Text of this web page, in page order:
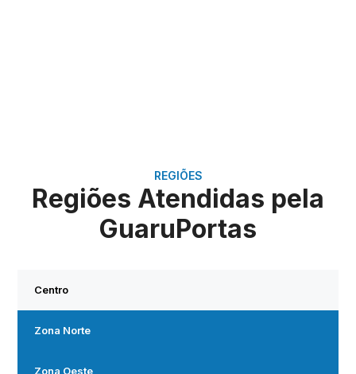
REGIÕES
Regiões Atendidas pela
GuaruPortas
Centro
Zona Norte
Zona Oeste